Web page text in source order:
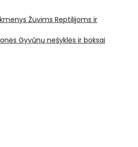
Žuvims Reptilijoms ir
Gyvūnų nešyklės ir boksai